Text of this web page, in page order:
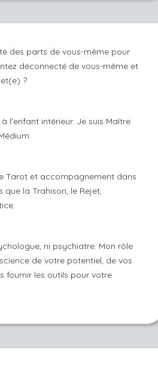
des parts de vous-même pour
déconnecté de vous-même et
?
l'enfant intérieur. Je suis Maître
Tarot et accompagnement dans
que la Trahison, le Rejet,
ni psychiatre. Mon rôle
de votre potentiel, de vos
fournir les outils pour votre